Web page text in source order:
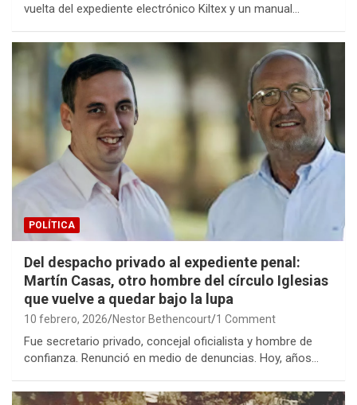
vuelta del expediente electrónico Kiltex y un manual…
POLÍTICA
Del despacho privado al expediente penal:
Martín Casas, otro hombre del círculo Iglesias
que vuelve a quedar bajo la lupa
10 febrero, 2026 Nestor Bethencourt 1 Comment
Fue secretario privado, concejal oficialista y hombre de
confianza. Renunció en medio de denuncias. Hoy, años…